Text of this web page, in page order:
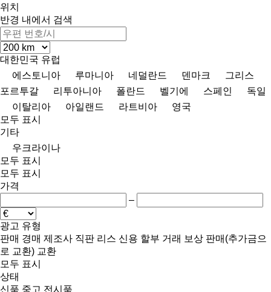
위치
반경 내에서 검색
대한민국 유럽
에스토니아
루마니아 네덜란드 덴마크
그리스
포르투갈
리투아니아 폴란드 벨기에 스페인
독일
이탈리아
아일랜드 라트비아
영국
모두 표시
기타
우크라이나
모두 표시
모두 표시
가격
–
광고 유형
판매 경매 제조사 직판 리스 신용 할부 거래 보상 판매(추가금으
로 교환) 교환
모두 표시
상태
신품 중고 전시품